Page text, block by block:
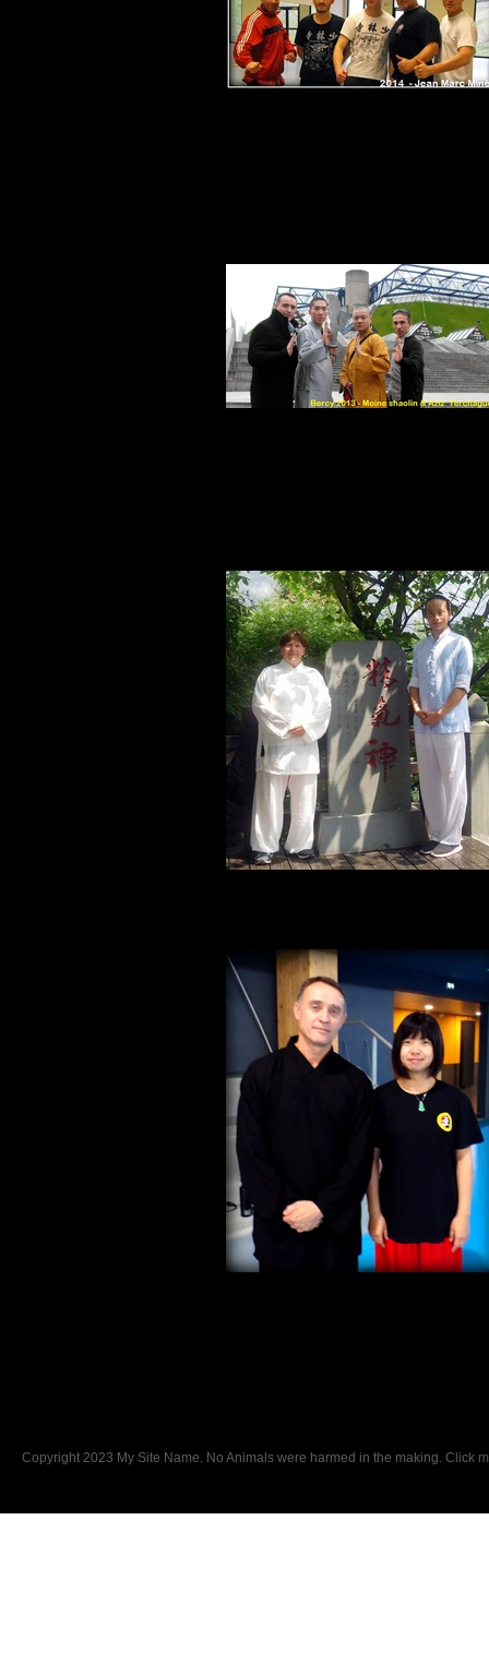
Copyright 2023 My Site Name. No Animals were harmed in the making. Click